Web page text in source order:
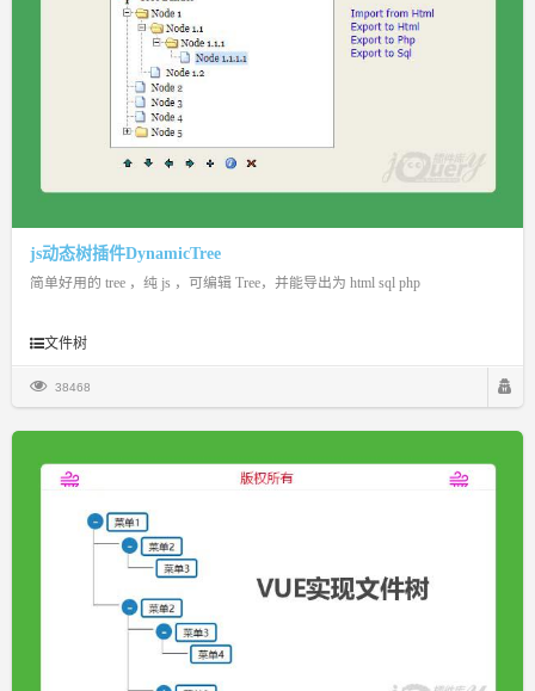
js动态树插件DynamicTree
简单好用的 tree ，纯 js ，可编辑 Tree，并能导出为 html sql php
文件树
38468